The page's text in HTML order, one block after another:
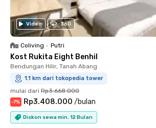
Video 360
Coliving • Putri
Kost Rukita Eight Benhil
Bendungan Hilir, Tanah Abang
1.1 km dari tokopedia tower
mulai dari Rp3.668.000
-7% Rp3.408.000 /bulan
Diskon sewa min. 12 Bulan